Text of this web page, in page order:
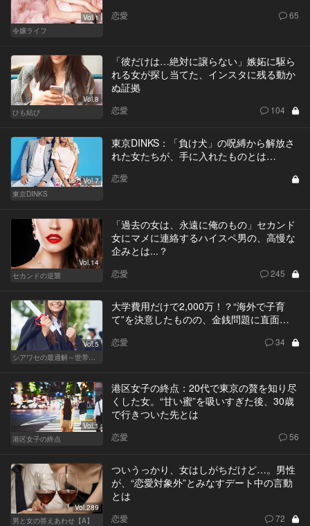
Vol.1
令嬢ライフ
恋愛 65
Vol.8
ひも結び
「彼だけは…絶対に譲らない」嫉妬に駆ら
れる女が探し当てた、インスタに残る動か
ぬ証拠
恋愛 104
Vol.7
東京DINKS
東京DINKS：「負け犬」の呪縛から解放さ
れた女たちが、手に入れたものとは…
恋愛
Vol.14
セカンドの逆襲
「過去の女は、永遠に俺のもの」セカンド
女にマメに連絡するハイスペ男の、高慢な
企みとは...？
恋愛 245
Vol.5
シアワセの最適解～世帯年収3,600万の夫婦～
大学費用だけで2,000万！？“海外で子育
て”を決意したものの、金銭問題に直面…
恋愛 34
Vol.1
港区女子の終点
港区女子の終点：20代で東京の贅を知り尽
くした女。“甘い蜜”を吸いすぎた後、30歳
で行きついた先とは
恋愛 56
Vol.289
男と女の答えあわせ【A】
ついうっかり、女はしがちだけど…。男性
が、“恋愛対象外”とみなすデート中の言動
とは
恋愛 72